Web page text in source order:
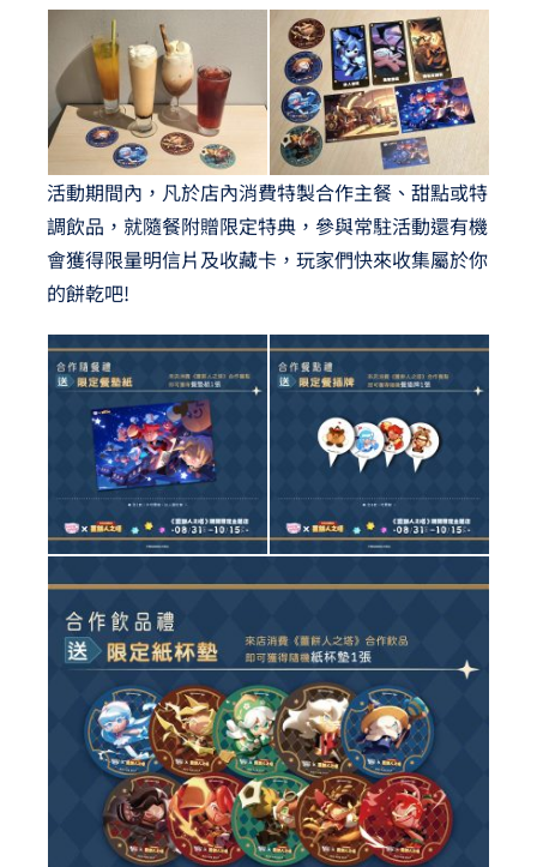
活動期間內，凡於店內消費特製合作主餐、甜點或特
調飲品，就隨餐附贈限定特典，參與常駐活動還有機
會獲得限量明信片及收藏卡，玩家們快來收集屬於你
的餅乾吧!